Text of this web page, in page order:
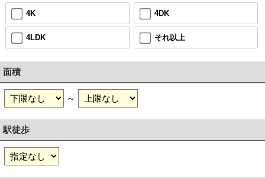
4K 4DK
4LDK それ以上
面積
～
駅徒歩